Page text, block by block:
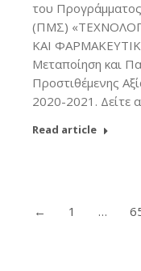
του
(ΠΜΣ)
ΚΑΙ
Μεταποίηση και
Προστιθέμενης
2020-2021. Δείτε
Read article
← 1 …